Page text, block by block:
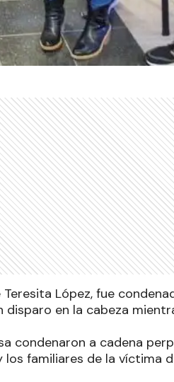
López, fue
disparo en la cabeza
condenaron a cadena
familiares de la víctima